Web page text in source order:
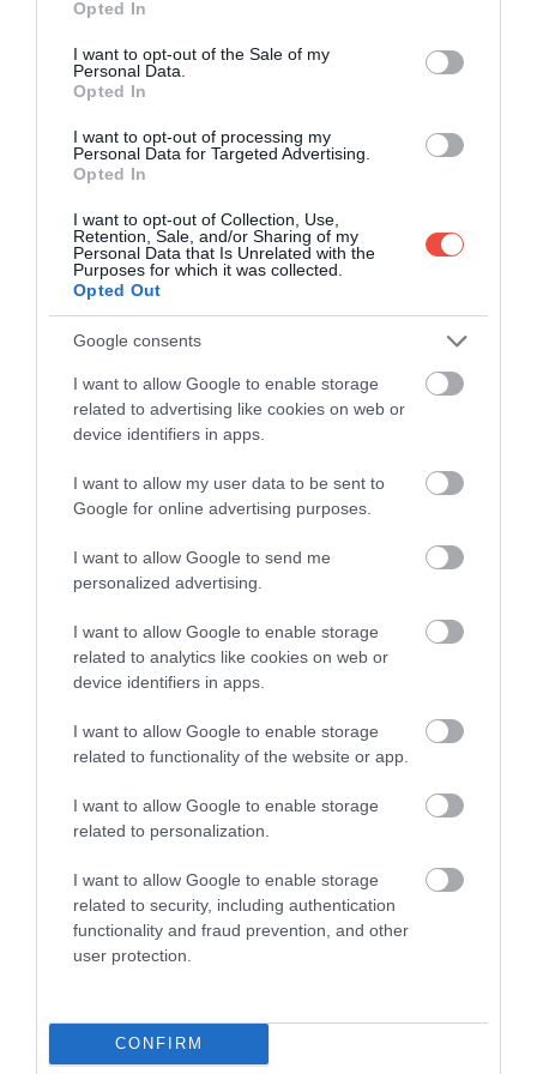
use your data for below specified purposes in below Google
consent section.
Opted In
I want to opt-out of the Sale of my
Personal Data.
Opted In
I want to opt-out of processing my
Personal Data for Targeted Advertising.
Opted In
I want to opt-out of Collection, Use,
Retention, Sale, and/or Sharing of my
Personal Data that Is Unrelated with the
Purposes for which it was collected.
Opted Out
Google consents
I want to allow Google to enable storage
related to advertising like cookies on web or
device identifiers in apps.
I want to allow my user data to be sent to
Google for online advertising purposes.
I want to allow Google to send me
personalized advertising.
I want to allow Google to enable storage
related to analytics like cookies on web or
device identifiers in apps.
I want to allow Google to enable storage
related to functionality of the website or app.
I want to allow Google to enable storage
related to personalization.
I want to allow Google to enable storage
related to security, including authentication
functionality and fraud prevention, and other
user protection.
CONFIRM
A kapibara a világ legnagyobb rágcsálója, amely Dél-
Amerika folyói, tavai és mocsarai közelében él. Egy
úszónak számítanak, amit a lábujjaik között
található részleges úszóhártya tesz lehetővé, és
Rendkívül szociális állat, általában kisebb-nagyobb
csapatokban él, és békés természetéről ismert.
Főként füvekkel és vízinövényekkel táplálkozik,
ezért fontos szerepet játszik élőhelyének ökológiai
egyensúlyában.
Olvasd el ezt is!
Apró vadmacskakölyköt mentettek ki egy tölgy
odújából a Börzsönyben
Idén is bővül a család: hat fiókát nevel a dömösi
gólyapár
Emberre is veszélyes aligátorteknős bukkant fel a
Kis-Duna térségében
Őz szökdécselt a leapadt Balatonban – videó
Kövessétek a közösségi csatornáinkat is, így
nem maradtok le folyamatosan frissülő
tartalmainkról: Drive Magazine néven ott
vagyunk aTikTokon, azInstagramon
, a
YouTube-on és aFacebookon
DEBRECEN ÁLLATKERT VIDEÓ